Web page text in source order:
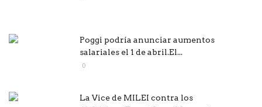
Poggi podría anunciar aumentos
salariales el 1 de abril.El...
0
La Vice de MILEI contra los